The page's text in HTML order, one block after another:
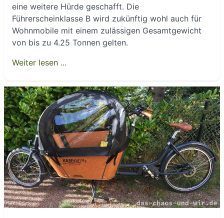
eine weitere Hürde geschafft. Die
Führerscheinklasse B wird zukünftig wohl auch für
Wohnmobile mit einem zulässigen Gesamtgewicht
von bis zu 4.25 Tonnen gelten.
Weiter lesen ...